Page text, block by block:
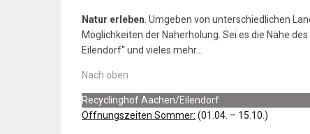
Natur erleben . Umgeben von unterschiedlichen
Möglichkeiten der Naherholung. Sei es die Nähe
Eilendorf“ und vieles mehr…
Nach oben
Recyclinghof Aachen/Eilendorf
Öffnungszeiten Sommer: (01.04. – 15.10.)